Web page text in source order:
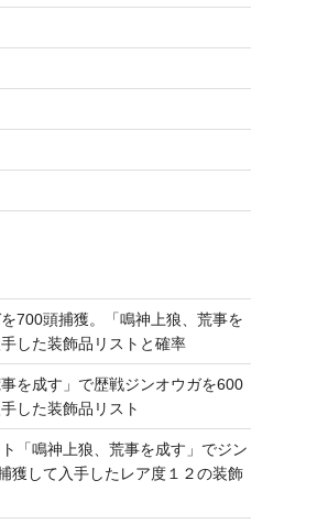
700頭捕獲。「鳴神上狼、荒事を
した装飾品リストと確率
を成す」で歴戦ジンオウガを600
した装飾品リスト
「鳴神上狼、荒事を成す」でジン
獲して入手したレア度１２の装飾